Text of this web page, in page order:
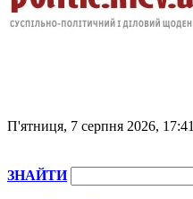
П'ятниця, 7 серпня 2026, 17:41
ЗНАЙТИ